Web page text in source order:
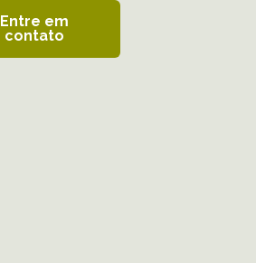
Entre em
contato